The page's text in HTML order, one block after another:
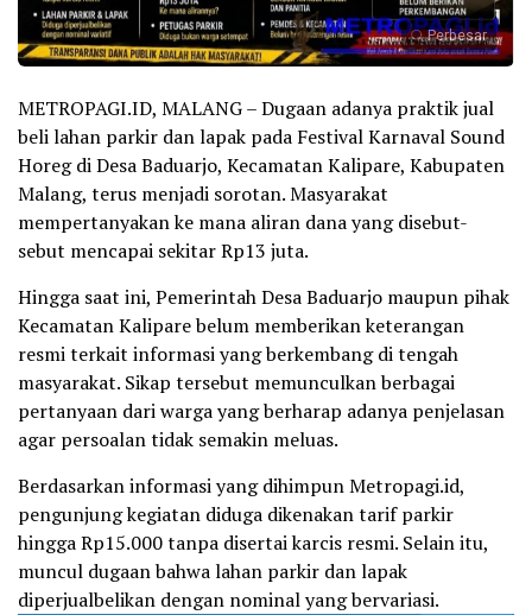
Perbesar
METROPAGI.ID, MALANG – Dugaan adanya praktik jual
beli lahan parkir dan lapak pada Festival Karnaval Sound
Horeg di Desa Baduarjo, Kecamatan Kalipare, Kabupaten
Malang, terus menjadi sorotan. Masyarakat
mempertanyakan ke mana aliran dana yang disebut-
sebut mencapai sekitar Rp13 juta.
Hingga saat ini, Pemerintah Desa Baduarjo maupun pihak
Kecamatan Kalipare belum memberikan keterangan
resmi terkait informasi yang berkembang di tengah
masyarakat. Sikap tersebut memunculkan berbagai
pertanyaan dari warga yang berharap adanya penjelasan
agar persoalan tidak semakin meluas.
Berdasarkan informasi yang dihimpun Metropagi.id,
pengunjung kegiatan diduga dikenakan tarif parkir
hingga Rp15.000 tanpa disertai karcis resmi. Selain itu,
muncul dugaan bahwa lahan parkir dan lapak
diperjualbelikan dengan nominal yang bervariasi.